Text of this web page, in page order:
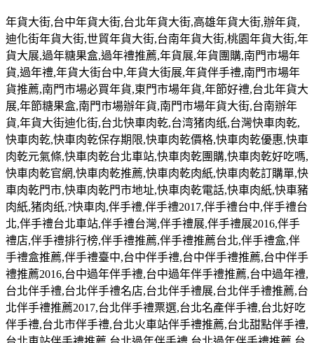
年貨大街,台中年貨大街,台北年貨大街,高雄年貨大街,辦年貨,
迪化街年貨大街,世貿年貨大街,台南年貨大街,桃園年貨大街,年
貨大展,過年糖果盒,過年禮推薦,年貨展,年貨團購,南門市場年
貨,過年禮,年貨大街台中,年貨大街展,年貨伴手禮,南門市場年
貨推薦,南門市場必買年貨,東門市場年貨,年節好禮,台北年貨大
展,年節糖果盒,南門市場辦年貨,南門市場年貨大街,台南辦年
貨,年貨大街迪化街,台北快車肉乾,台湾猪肉纸,台灣快車肉乾,
快車肉乾,快車肉乾保存期限,快車肉乾價格,快車肉乾優惠,快車
肉乾元氣條,快車肉乾台北車站,快車肉乾團購,快車肉乾好吃嗎,
快車肉乾官網,快車肉乾推薦,快車肉乾肉紙,快車肉乾訂購單,快
車肉乾門市,快車肉乾門市地址,快車肉乾電話,快車肉紙,快車豬
肉紙,猪肉纸,?快車肉,伴手禮,伴手禮2017,伴手禮台中,伴手禮台
北,伴手禮台北車站,伴手禮台灣,伴手禮展,伴手禮展2016,伴手
禮店,伴手禮排行榜,伴手禮推薦,伴手禮推薦台北,伴手禮盒,伴
手禮盒推薦,伴手禮臺中,台中伴手禮,台中伴手禮推薦,台中伴手
禮推薦2016,台中過年伴手禮,台中過年伴手禮推薦,台中過年禮,
台北伴手禮,台北伴手禮名店,台北伴手禮展,台北伴手禮推薦,台
北伴手禮推薦2017,台北伴手禮票選,台北名產伴手禮,台北好吃
伴手禮,台北市伴手禮,台北火車站伴手禮推薦,台北甜點伴手禮,